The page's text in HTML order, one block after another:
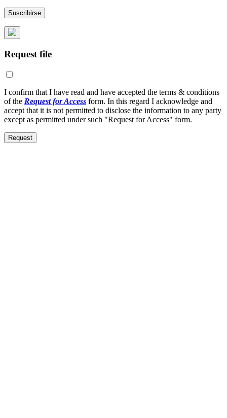
Request file
I confirm that I have read and have accepted the terms & conditions
of the Request for Access form. In this regard I acknowledge and
accept that it is not permitted to disclose the information to any party
except as permitted under such "Request for Access" form.
Request